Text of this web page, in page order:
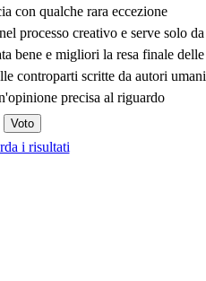
con qualche rara eccezione
processo creativo e serve solo
bene e migliori la resa finale
controparti scritte da autori umani
precisa al riguardo
i risultati